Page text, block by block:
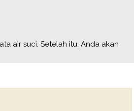
air suci. Setelah itu, Anda akan